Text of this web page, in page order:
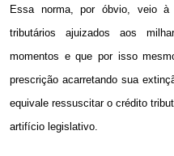
Essa norma, por óbvio, veio
tributários ajuizados aos
momentos e que por isso
prescrição acarretando sua
equivale ressuscitar o crédito
artifício legislativo.